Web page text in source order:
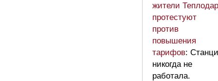
жители
протестуют
против
повышения
тарифов:
никогда не
работала.